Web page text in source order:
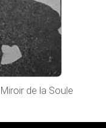
de la Soule